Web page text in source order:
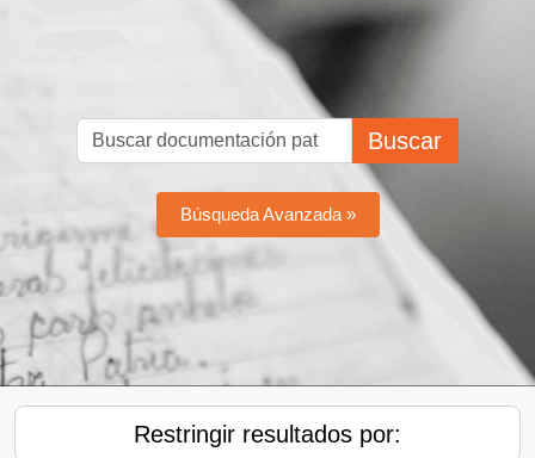
Buscar
Búsqueda Avanzada »
Restringir resultados por: